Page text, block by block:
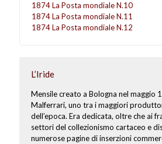
1874 La Posta mondiale N.10
1874 La Posta mondiale N.11
1874 La Posta mondiale N.12
L’Iride
Mensile creato a Bologna nel maggio
Malferrari, uno tra i maggiori
dell’epoca. Era dedicata, oltre che ai
settori del collezionismo cartaceo e
numerose pagine di inserzioni